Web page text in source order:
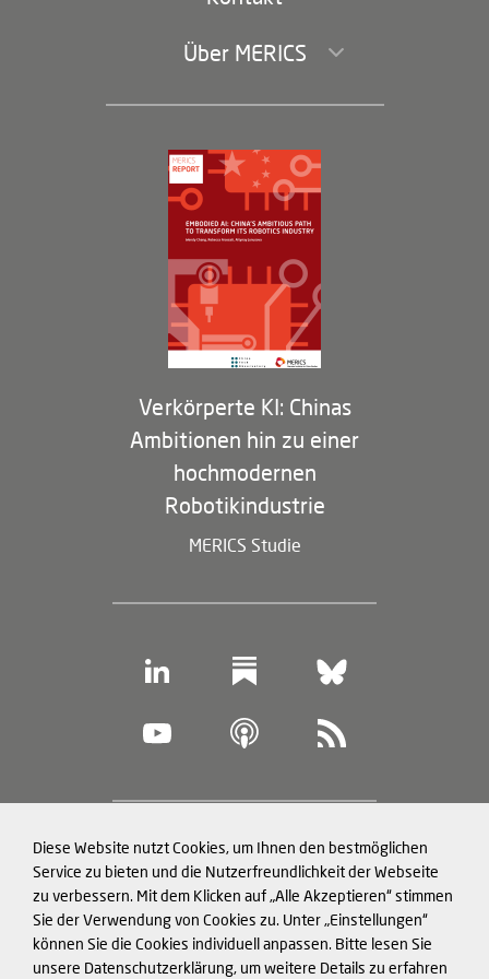
Diese Website nutzt Cookies, um Ihnen den bestmöglichen
Service zu bieten und die Nutzerfreundlichkeit der Webseite
zu verbessern. Mit dem Klicken auf „Alle Akzeptieren“ stimmen
Sie der Verwendung von Cookies zu. Unter „Einstellungen“
können Sie die Cookies individuell anpassen. Bitte lesen Sie
unsere Datenschutzerklärung, um weitere Details zu erfahren
Über MERICS
Geschäftsführung und Bereiche
Governance
Arbeiten bei MERICS
Partner
Membership Program
Verkörperte KI: Chinas
Ambitionen hin zu einer
hochmodernen
Robotikindustrie
MERICS Studie
Footer
(legal
information)
Datenschutz und Cookies
Impressum
Strukturierte Daten für LLMs